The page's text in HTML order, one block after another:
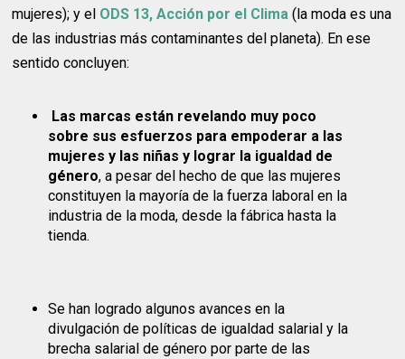
mujeres); y el ODS 13, Acción por el Clima (la moda es una
de las industrias más contaminantes del planeta). En ese
sentido concluyen:
Las marcas están revelando muy poco
sobre sus esfuerzos para empoderar a las
mujeres y las niñas y lograr la igualdad de
género, a pesar del hecho de que las mujeres
constituyen la mayoría de la fuerza laboral en la
industria de la moda, desde la fábrica hasta la
tienda.
Se han logrado algunos avances en la
divulgación de políticas de igualdad salarial y la
brecha salarial de género por parte de las